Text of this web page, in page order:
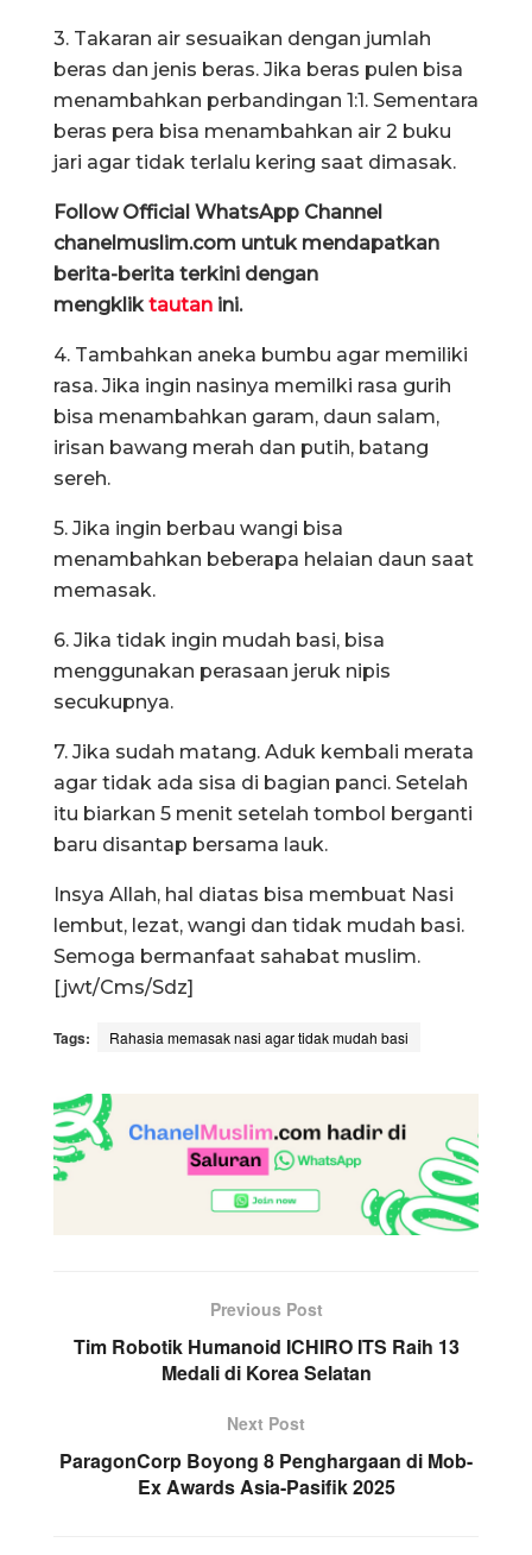
3. Takaran air sesuaikan dengan jumlah
beras dan jenis beras. Jika beras pulen bisa
menambahkan perbandingan 1:1. Sementara
beras pera bisa menambahkan air 2 buku
jari agar tidak terlalu kering saat dimasak.
Follow Official WhatsApp Channel
chanelmuslim.com untuk mendapatkan
berita-berita terkini dengan
mengkliktautan ini.
4. Tambahkan aneka bumbu agar memiliki
rasa. Jika ingin nasinya memilki rasa gurih
bisa menambahkan garam, daun salam,
irisan bawang merah dan putih, batang
sereh.
5. Jika ingin berbau wangi bisa
menambahkan beberapa helaian daun saat
memasak.
6. Jika tidak ingin mudah basi, bisa
menggunakan perasaan jeruk nipis
secukupnya.
7. Jika sudah matang. Aduk kembali merata
agar tidak ada sisa di bagian panci. Setelah
itu biarkan 5 menit setelah tombol berganti
baru disantap bersama lauk.
Insya Allah, hal diatas bisa membuat Nasi
lembut, lezat, wangi dan tidak mudah basi.
Semoga bermanfaat sahabat muslim.
[jwt/Cms/Sdz]
Tags: Rahasia memasak nasi agar tidak mudah basi
Previous Post
Tim Robotik Humanoid ICHIRO ITS Raih 13
Medali di Korea Selatan
Next Post
ParagonCorp Boyong 8 Penghargaan di Mob-
Ex Awards Asia-Pasifik 2025